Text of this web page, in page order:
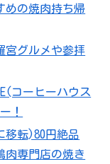
めの焼肉持ち帰
宮グルメや参拝
コーヒーハウス
！
移転)80円絶品
肉専門店の焼き